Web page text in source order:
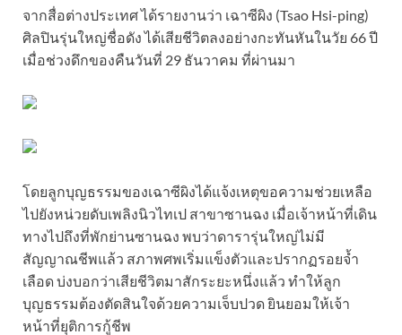
จากสื่อต่างประเทศ ได้รายงานว่า เฉาซีผิง (Tsao Hsi-ping)
ศิลปินรุ่นใหญ่ชื่อดัง ได้เสียชีวิตลงอย่างกะทันหันในวัย 66 ปี
เมื่อช่วงดึกของคืนวันที่ 29 ธันวาคม ที่ผ่านมา
โดยลูกบุญธรรมของเฉาซีผิงได้แจ้งเหตุขอความช่วยเหลือ
ไปยังหน่วยดับเพลิงนิวไทเป สาขาซานฉง เมื่อเจ้าหน้าที่เดิน
ทางไปถึงที่พักย่านซานฉง พบว่าดารารุ่นใหญ่ไม่มี
สัญญาณชีพแล้ว สภาพศพเริ่มแข็งตัวและปรากฏรอยจ้ำ
เลือด บ่งบอกว่าเสียชีวิตมาสักระยะหนึ่งแล้ว ทำให้ลูก
บุญธรรมต้องตัดสินใจด้วยความเจ็บปวด ยินยอมให้เจ้า
หน้าที่ยุติการกู้ชีพ